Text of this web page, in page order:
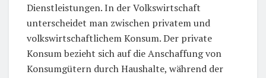
Dienstleistungen. In der Volkswirtschaft
unterscheidet man zwischen privatem und
volkswirtschaftlichem Konsum. Der private
Konsum bezieht sich auf die Anschaffung von
Konsumgütern durch Haushalte, während der